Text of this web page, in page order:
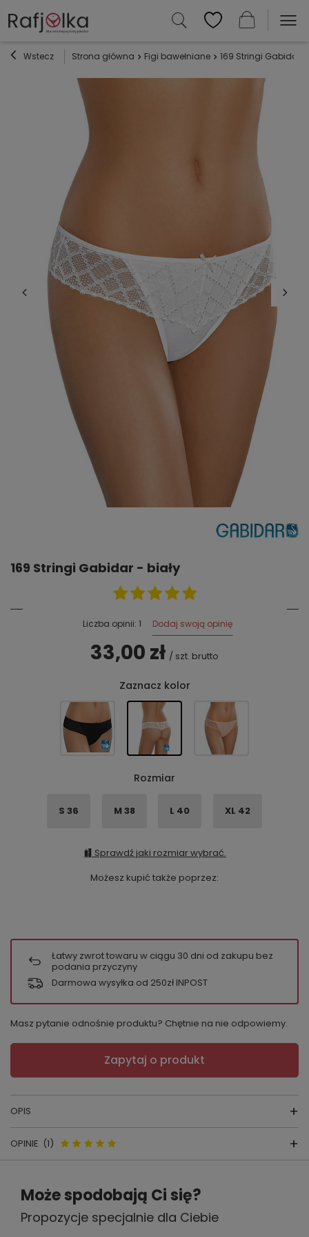
Wstecz Strona główna Figi bawełniane 169 Stringi Gabidar -
169 Stringi Gabidar - biały
Liczba opinii: 1 Dodaj swoją opinię
33,00 zł / szt. brutto
Zaznacz kolor
Rozmiar
S 36 M 38 L 40 XL 42
Sprawdź jaki rozmiar wybrać.
Możesz kupić także poprzez:
Łatwy zwrot towaru w ciągu 30 dni od zakupu bez
podania przyczyny
Darmowa wysyłka od 250zł INPOST
Masz pytanie odnośnie produktu? Chętnie na nie odpowiemy.
Zapytaj o produkt
OPIS
STRINGI GABIDAR NR. 169
producent:GABIDAR
kraj produkcji:
POLSKA
OPINIE (1)
Opinie o 169 Stringi Gabidar -
biały
Może spodobają Ci się?
Propozycje specjalnie dla Ciebie